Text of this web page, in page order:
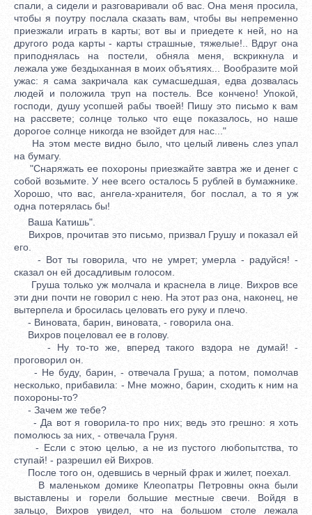
спали, а сидели и разговаривали об вас. Она меня просила,
чтобы я поутру послала сказать вам, чтобы вы непременно
приезжали играть в карты; вот вы и приедете к ней, но на
другого рода карты - карты страшные, тяжелые!.. Вдруг она
приподнялась на постели, обняла меня, вскрикнула и
лежала уже бездыханная в моих объятиях... Вообразите мой
ужас: я сама закричала как сумасшедшая, едва дозвалась
людей и положила труп на постель. Все кончено! Упокой,
господи, душу усопшей рабы твоей! Пишу это письмо к вам
на рассвете; солнце только что еще показалось, но наше
дорогое солнце никогда не взойдет для нас..."
На этом месте видно было, что целый ливень слез упал
на бумагу.
"Снаряжать ее похороны приезжайте завтра же и денег с
собой возьмите. У нее всего осталось 5 рублей в бумажнике.
Хорошо, что вас, ангела-хранителя, бог послал, а то я уж
одна потерялась бы!
Ваша Катишь".
Вихров, прочитав это письмо, призвал Грушу и показал ей
его.
- Вот ты говорила, что не умрет; умерла - радуйся! -
сказал он ей досадливым голосом.
Груша только уж молчала и краснела в лице. Вихров все
эти дни почти не говорил с нею. На этот раз она, наконец, не
вытерпела и бросилась целовать его руку и плечо.
- Виновата, барин, виновата, - говорила она.
Вихров поцеловал ее в голову.
- Ну то-то же, вперед такого вздора не думай! -
проговорил он.
- Не буду, барин, - отвечала Груша; а потом, помолчав
несколько, прибавила: - Мне можно, барин, сходить к ним на
похороны-то?
- Зачем же тебе?
- Да вот я говорила-то про них; ведь это грешно: я хоть
помолюсь за них, - отвечала Груня.
- Если с этою целью, а не из пустого любопытства, то
ступай! - разрешил ей Вихров.
После того он, одевшись в черный фрак и жилет, поехал.
В маленьком домике Клеопатры Петровны окна были
выставлены и горели большие местные свечи. Войдя в
зальцо, Вихров увидел, что на большом столе лежала